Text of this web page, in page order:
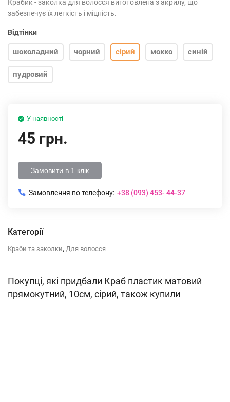
Крабик - заколка для волосся виготовлена з акрилу, що
забезпечує їх легкість і міцність.
Відтінки
шоколадний чорний сірий мокко синій
пудровий
У наявності
45 грн.
Замовити в 1 клік
Замовлення по телефону: +38 (093) 453- 44-37
Категорії
Краби та заколки, Для волосся
Покупці, які придбали Краб пластик матовий
прямокутний, 10см, сірий, також купили